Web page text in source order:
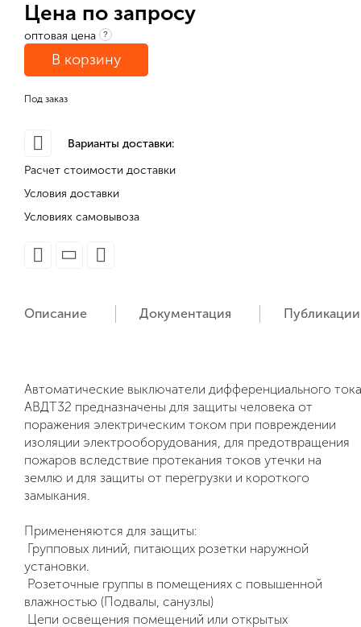
Цена по запросу
оптовая цена ?
В корзину
Под заказ
Варианты доставки:
Расчет стоимости доставки
Условия доставки
Условиях самовывоза
Описание Документация Публикации
Автоматические выключатели дифференциального тока
АВДТ32 предназначены для защиты человека от
поражения электрическим током при повреждении
изоляции электрооборудования, для предотвращения
пожаров вследствие протекания токов утечки на
землю и для защиты от перегрузки и короткого
замыкания.
Примененяются для защиты:
Групповых линий, питающих розетки наружной
установки.
Розеточные группы в помещениях с повышенной
влажностью (Подвалы, санузлы)
Цепи освещения помещений или открытых